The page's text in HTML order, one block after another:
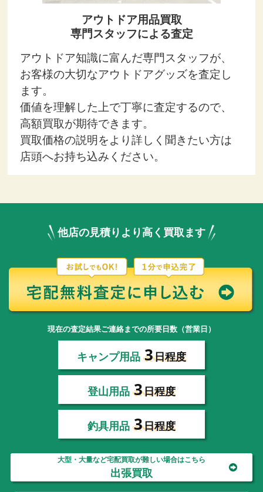
アウトドア用品買取
専門スタッフによる査定
アウトドア知識に富んだ専門スタッフが、
お客様の大切なアウトドアグッズを査定し
ます。
価値を理解した上で丁寧に査定するので、
高額買取が期待できます。
買取価格の説明をより詳しく聞きたい方は
店頭へお持ち込みください。
他店の見積りより高く買取ます
現在の査定結果ご連絡までの所要日数（営業日）
キャンプ用品 3日程度
登山用品 3日程度
釣具用品 3日程度
大型・大量など宅配買取が難しい場合はこちら
出張買取